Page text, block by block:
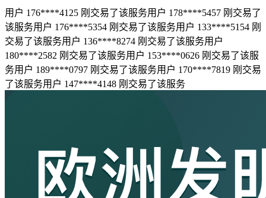
用户 176****4125 刚交易了该服务用户 178****5457 刚交易了
该服务用户 176****5354 刚交易了该服务用户 133****5154 刚
交易了该服务用户 136****8274 刚交易了该服务用户
180****2582 刚交易了该服务用户 153****0626 刚交易了该服
务用户 189****0797 刚交易了该服务用户 170****7819 刚交易
了该服务用户 147****4148 刚交易了该服务